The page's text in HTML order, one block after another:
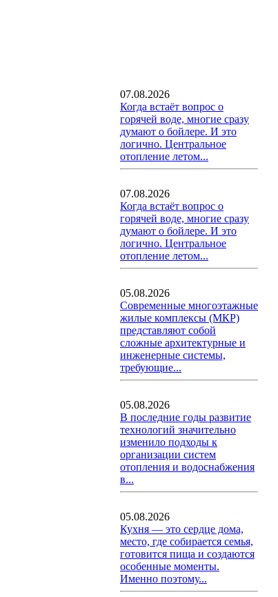
07.08.2026
Когда встаёт вопрос о
горячей воде, многие сразу
думают о бойлере. И это
логично. Центральное
отопление летом...
07.08.2026
Когда встаёт вопрос о
горячей воде, многие сразу
думают о бойлере. И это
логично. Центральное
отопление летом...
05.08.2026
Современные многоэтажные
жилые комплексы (МКР)
представляют собой
сложные архитектурные и
инженерные системы,
требующие...
05.08.2026
В последние годы развитие
технологий значительно
изменило подходы к
организации систем
отопления и водоснабжения
в...
05.08.2026
Кухня — это сердце дома,
место, где собирается семья,
готовится пища и создаются
особенные моменты.
Именно поэтому...